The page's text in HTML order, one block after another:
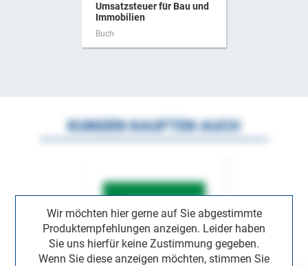
Umsatzsteuer für Bau und
Immobilien
Buch
Wir möchten hier gerne auf Sie abgestimmte
Produktempfehlungen anzeigen. Leider haben
Sie uns hierfür keine Zustimmung gegeben.
Wenn Sie diese anzeigen möchten, stimmen Sie
KUNDEN KAUFTEN AUCH